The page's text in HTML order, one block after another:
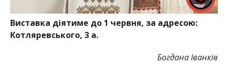
Виставка діятиме до 1 червня, за адресою:
Котляревського, 3 а.
Богдана Іванків